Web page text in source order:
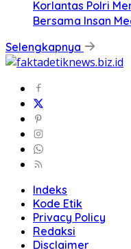
Korlantas Polri
Bersama Insan
Selengkapnya
Indeks
Kode Etik
Privacy Policy
Redaksi
Disclaimer